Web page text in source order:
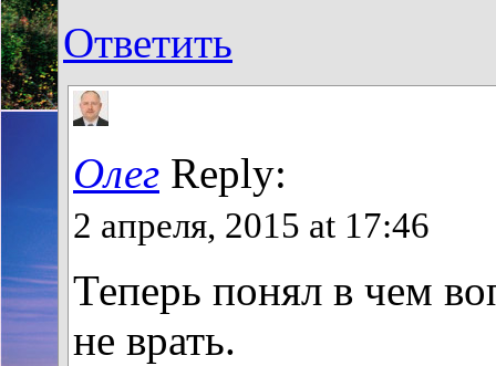
Ответить
Олег Reply:
2 апреля, 2015 at 17:46
Теперь понял в чем
не врать.